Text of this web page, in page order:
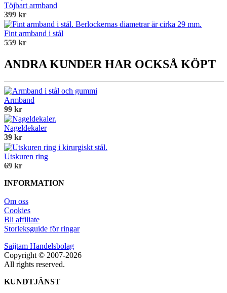
Töjbart armband
399 kr
Fint armband i stål
559 kr
ANDRA KUNDER HAR OCKSÅ KÖPT
Armband
99 kr
Nageldekaler
39 kr
Utskuren ring
69 kr
INFORMATION
Om oss
Cookies
Bli affiliate
Storleksguide för ringar
Saijtam Handelsbolag
Copyright © 2007-2026
All rights reserved.
KUNDTJÄNST